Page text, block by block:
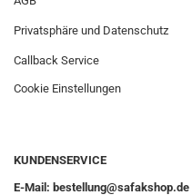
Privatsphäre und Datenschutz
Callback Service
Cookie Einstellungen
KUNDENSERVICE
E-Mail: bestellung@safakshop.de